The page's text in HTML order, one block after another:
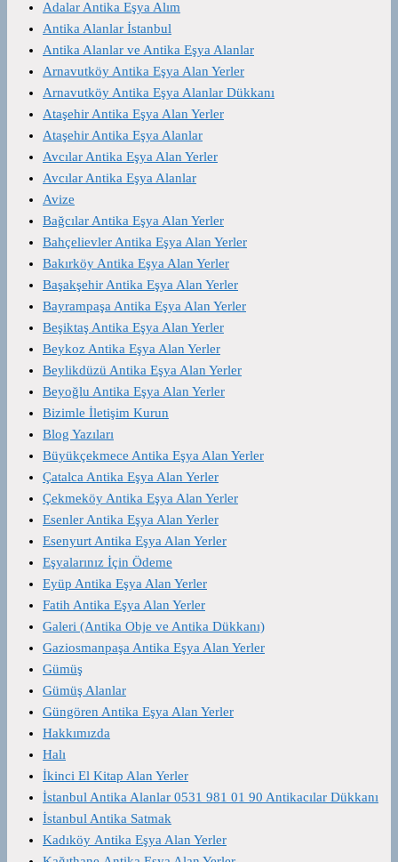
Adalar Antika Eşya Alım
Antika Alanlar İstanbul
Antika Alanlar ve Antika Eşya Alanlar
Arnavutköy Antika Eşya Alan Yerler
Arnavutköy Antika Eşya Alanlar Dükkanı
Ataşehir Antika Eşya Alan Yerler
Ataşehir Antika Eşya Alanlar
Avcılar Antika Eşya Alan Yerler
Avcılar Antika Eşya Alanlar
Avize
Bağcılar Antika Eşya Alan Yerler
Bahçelievler Antika Eşya Alan Yerler
Bakırköy Antika Eşya Alan Yerler
Başakşehir Antika Eşya Alan Yerler
Bayrampaşa Antika Eşya Alan Yerler
Beşiktaş Antika Eşya Alan Yerler
Beykoz Antika Eşya Alan Yerler
Beylikdüzü Antika Eşya Alan Yerler
Beyoğlu Antika Eşya Alan Yerler
Bizimle İletişim Kurun
Blog Yazıları
Büyükçekmece Antika Eşya Alan Yerler
Çatalca Antika Eşya Alan Yerler
Çekmeköy Antika Eşya Alan Yerler
Esenler Antika Eşya Alan Yerler
Esenyurt Antika Eşya Alan Yerler
Eşyalarınız İçin Ödeme
Eyüp Antika Eşya Alan Yerler
Fatih Antika Eşya Alan Yerler
Galeri (Antika Obje ve Antika Dükkanı)
Gaziosmanpaşa Antika Eşya Alan Yerler
Gümüş
Gümüş Alanlar
Güngören Antika Eşya Alan Yerler
Hakkımızda
Halı
İkinci El Kitap Alan Yerler
İstanbul Antika Alanlar 0531 981 01 90 Antikacılar Dükkanı
İstanbul Antika Satmak
Kadıköy Antika Eşya Alan Yerler